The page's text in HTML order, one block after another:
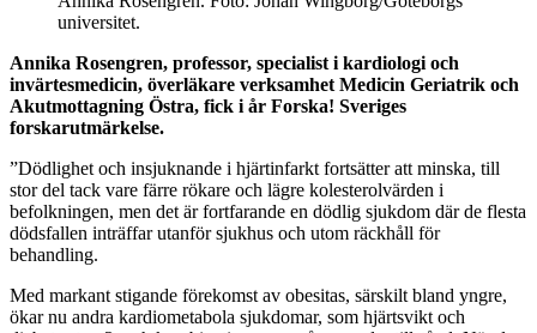
universitet.
Annika Rosengren, professor, specialist i kardiologi och
invärtesmedicin, överläkare verksamhet Medicin Geriatrik och
Akutmottagning Östra, fick i år Forska! Sveriges
forskarutmärkelse.
”Dödlighet och insjuknande i hjärtinfarkt fortsätter att minska, till
stor del tack vare färre rökare och lägre kolesterolvärden i
befolkningen, men det är fortfarande en dödlig sjukdom där de flesta
dödsfallen inträffar utanför sjukhus och utom räckhåll för
behandling.
Med markant stigande förekomst av obesitas, särskilt bland yngre,
ökar nu andra kardiometabola sjukdomar, som hjärtsvikt och